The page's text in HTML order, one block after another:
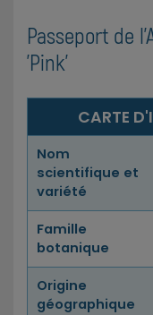
Passeport de
'Pink'
CARTE
Nom
scientifique et
variété
Famille
botanique
Origine
géographique